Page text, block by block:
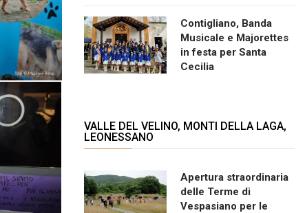
Contigliano, Banda
Musicale e Majorettes
in festa per Santa
Cecilia
VALLE DEL VELINO, MONTI DELLA LAGA,
LEONESSANO
Apertura straordinaria
delle Terme di
Vespasiano per le